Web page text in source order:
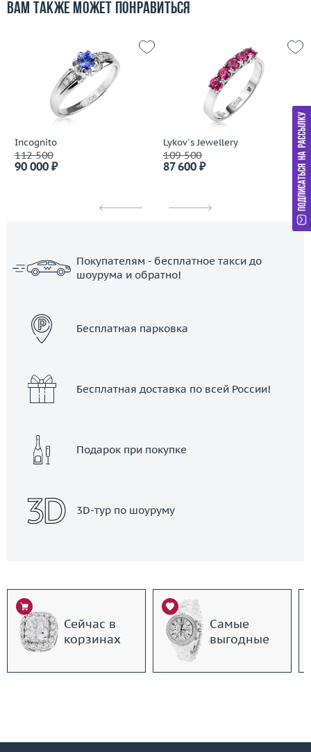
Вам также может понравиться
Incognito
112 500
90 000 ₽
Lykov`s Jewellery
109 500
87 600 ₽
Покупателям - бесплатное такси до
шоурума и обратно!
Бесплатная парковка
Бесплатная доставка по всей России!
Подарок при покупке
3D-тур по шоуруму
Сейчас в
корзинах
Самые
выгодные